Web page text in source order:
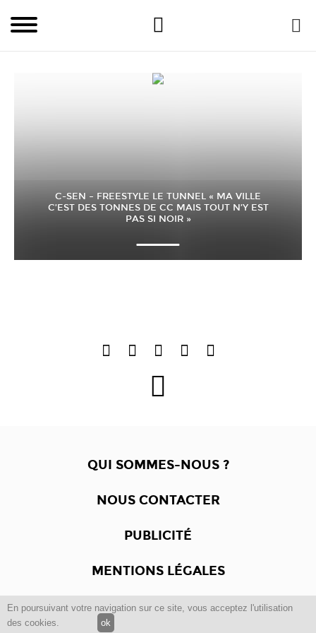
En poursuivant votre navigation sur ce site, vous acceptez l'utilisation
des cookies.
ok
C-SEN – FREESTYLE LE TUNNEL « MA VILLE
C’EST DES TONNES DE CC MAIS TOUT N’Y EST
PAS SI NOIR »
QUI SOMMES-NOUS ?
NOUS CONTACTER
PUBLICITÉ
MENTIONS LÉGALES
Copyright © 2012 -2017Dewalgo- Tous droits réservés.